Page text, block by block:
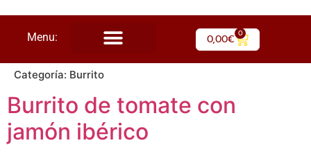
Menu: 0,00€ 0
Categoría: Burrito
Burrito de tomate con
jamón ibérico